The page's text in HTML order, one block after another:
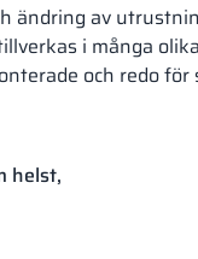
ändring av
i många
och redo för
helst,